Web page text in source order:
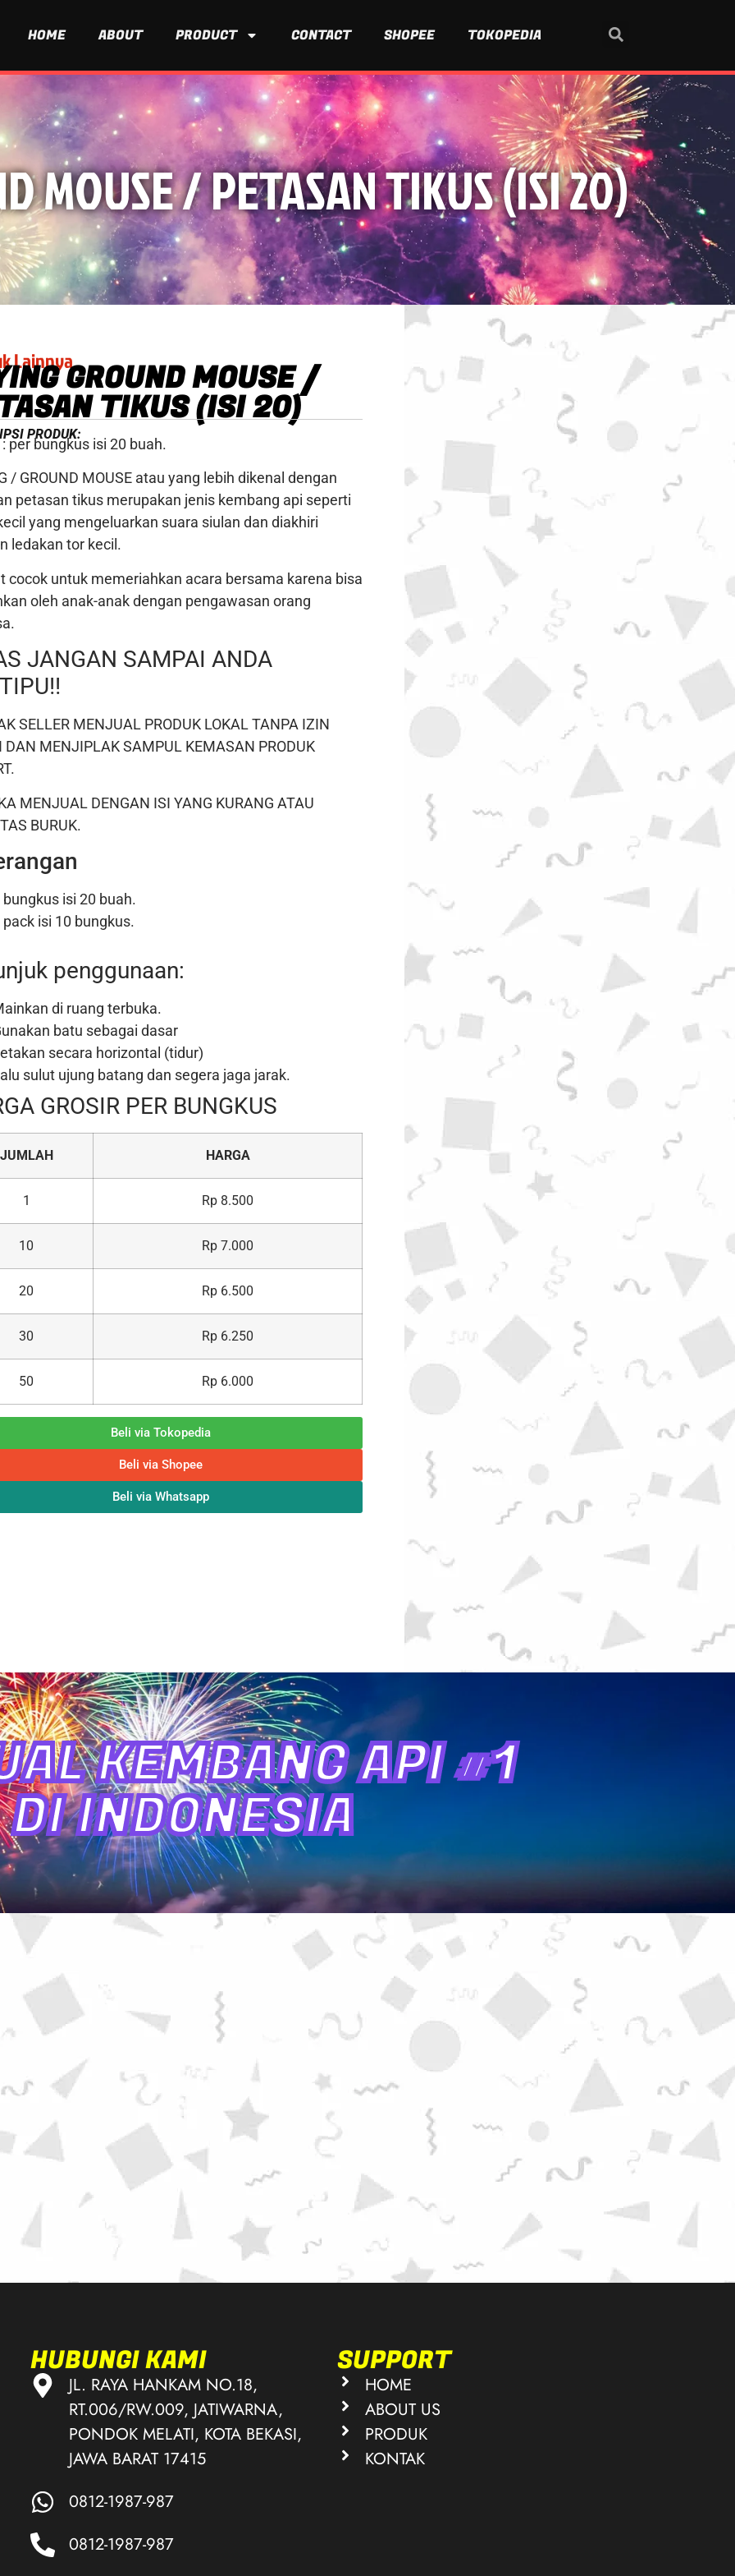
HOME ABOUT PRODUCT CONTACT SHOPEE TOKOPEDIA
MOUSE / PETASAN TIKUS (ISI 20)
LainnyaGROUND MOUSE /
TIKUS (ISI 20)
PRODUK:
per bungkus isi 20 buah.
/ GROUND MOUSE atau yang lebih dikenal dengan
petasan tikus merupakan jenis kembang api seperti
yang mengeluarkan suara siulan dan diakhiri
ledakan tor kecil.
cocok untuk memeriahkan acara bersama karena bisa
oleh anak-anak dengan pengawasan orang
JANGAN SAMPAI ANDA
SELLER MENJUAL PRODUK LOKAL TANPA IZIN
DAN MENJIPLAK SAMPUL KEMASAN PRODUK
MENJUAL DENGAN ISI YANG KURANG ATAU
BURUK.
bungkus isi 20 buah.
pack isi 10 bungkus.
penggunaan:
di ruang terbuka.
batu sebagai dasar
secara horizontal (tidur)
sulut ujung batang dan segera jaga jarak.
GROSIR PER BUNGKUS
JUMLAH HARGA
1 Rp 8.500
10 Rp 7.000
20 Rp 6.500
30 Rp 6.250
50 Rp 6.000
Beli via Tokopedia
Beli via Shopee
Beli via Whatsapp
KEMBANG API #1
DI INDONESIA
HUBUNGI KAMI
JL. RAYA HANKAM NO.18,
RT.006/RW.009, JATIWARNA,
PONDOK MELATI, KOTA BEKASI,
JAWA BARAT 17415
0812-1987-987
0812-1987-987
SUPPORT
HOME
ABOUT US
PRODUK
KONTAK